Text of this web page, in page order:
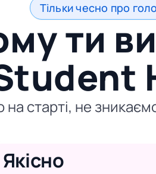
Тільки чесно про
ти
на старті, не
Якісно